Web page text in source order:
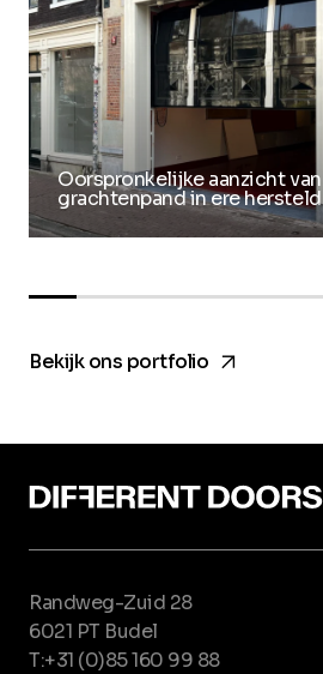
Oorspronkelijke aanzicht van
grachtenpand in ere hersteld
Bekijk ons portfolioarrow_forward
Randweg-Zuid 28
6021 PT Budel
T:+31 (0)85 160 99 88